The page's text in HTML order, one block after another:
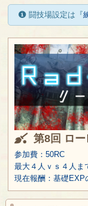
闘技場設定は『
第8回 ロ
参加費：50RC
最大４人ｖｓ４人ま
現在報酬：基礎EXP